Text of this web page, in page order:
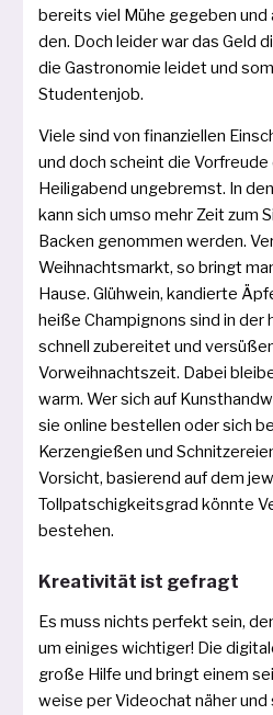
bereits viel Mühe gege­ben
den. Doch lei­der war das Geld
die Gastronomie lei­det und
Studentenjob.
Viele sind von finan­zi­el­len
und doch scheint die
Heiligabend unge­bremst. In
kann sich umso mehr Zeit zum
Backen genom­men wer­den.
Weihnachtsmarkt, so bringt
Hause. Glühwein, kan­dier­te
hei­ße Champignons sind in der
schnell zube­rei­tet und
Vorweihnachtszeit. Dabei
warm. Wer sich auf
sie online bestel­len oder sich
Kerzengießen und
Vorsicht, basie­rend auf dem
Tollpatschigkeitsgrad könn­te
bestehen.
Kreativität ist gefragt
Es muss nichts per­fekt sein,
um eini­ges wich­ti­ger! Die
gro­ße Hilfe und bringt einem
wei­se per Videochat näher